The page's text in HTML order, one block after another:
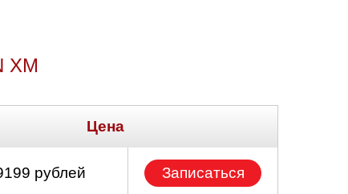
Цена
рублей Записаться